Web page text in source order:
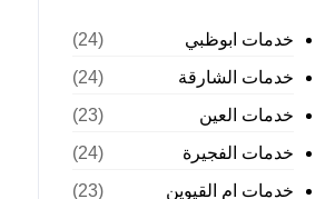
خدمات ابوظبي
(24)
خدمات الشارقة
(24)
خدمات العين
(23)
خدمات الفجيرة
(24)
خدمات ام القيوين
(23)